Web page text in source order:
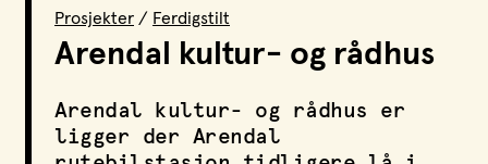
Podkast
LPO Familien
LPO Oslo
LPO Lillehammer
Prosjekter / Ferdigstilt
Arendal kultur- og rådhus
Arendal kultur- og rådhus er
ligger der Arendal